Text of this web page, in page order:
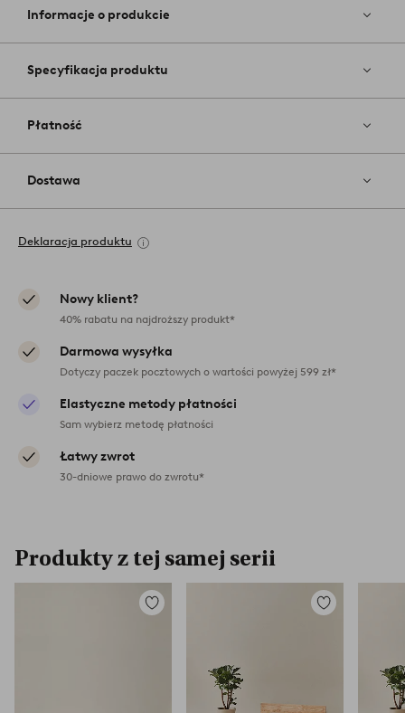
Informacje o produkcie
Specyfikacja produktu
Płatność
Dostawa
Deklaracja produktu
Nowy klient?
40% rabatu na najdroższy produkt*
Darmowa wysyłka
Dotyczy paczek pocztowych o wartości powyżej 599 zł*
Elastyczne metody płatności
Sam wybierz metodę płatności
Łatwy zwrot
30-dniowe prawo do zwrotu*
Produkty z tej samej serii
Dodaj
Dodaj